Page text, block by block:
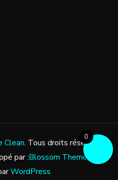
Clean. Tous droits réservés.
par :Blossom Themes
WordPress
0